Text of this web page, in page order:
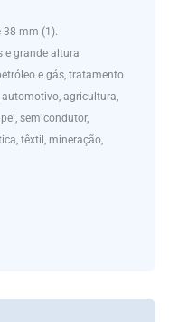
38 mm (1).
e grande altura
e gás, tratamento
agricultura,
semicondutor,
têxtil, mineração,